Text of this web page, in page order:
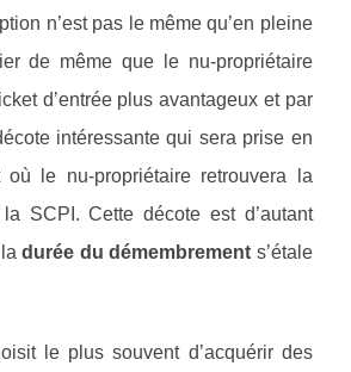
n’est pas le même qu’en pleine
de même que le nu-propriétaire
d’entrée plus avantageux et par
intéressante qui sera prise en
où le nu-propriétaire retrouvera la
SCPI. Cette décote est d’autant
ladurée du démembrement s’étale
le plus souvent d’acquérir des